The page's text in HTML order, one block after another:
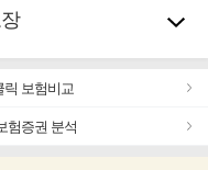
난대비
릭 보험비교
험증권 분석